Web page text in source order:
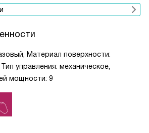
Материал поверхности:
управления: механическое,
мощности: 9